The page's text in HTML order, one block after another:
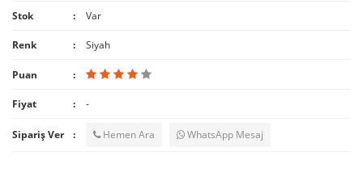
Stok Var
Renk Siyah
Puan
Fiyat -
Sipariş Ver Hemen Ara WhatsApp Mesaj